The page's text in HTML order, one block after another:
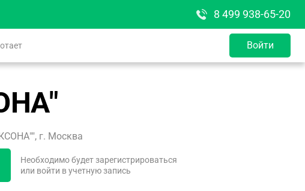
8 499 938-65-20
Войти
г. Москва
Необходимо будет зарегистрироваться
или войти в учетную запись